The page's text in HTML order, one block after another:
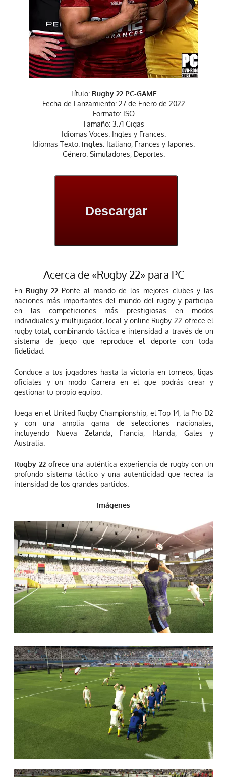
Título: Rugby 22 PC-GAME
Fecha de Lanzamiento: 27 de Enero de 2022
Formato: ISO
Tamaño: 3.71 Gigas
Idiomas Voces: Ingles y Frances.
Idiomas Texto: Ingles. Italiano, Frances y Japones.
Género: Simuladores, Deportes.
Descargar
Acerca de «Rugby 22» para PC
EnRugby 22 Ponte al mando de los mejores clubes y las
naciones más importantes del mundo del rugby y participa
en las competiciones más prestigiosas en modos
individuales y multijugador, local y online.Rugby 22 ofrece el
rugby total, combinando táctica e intensidad a través de un
sistema de juego que reproduce el deporte con toda
fidelidad.
Conduce a tus jugadores hasta la victoria en torneos, ligas
oficiales y un modo Carrera en el que podrás crear y
gestionar tu propio equipo.
Juega en el United Rugby Championship, el Top 14, la Pro D2
y con una amplia gama de selecciones nacionales,
incluyendo Nueva Zelanda, Francia, Irlanda, Gales y
Australia.
Rugby 22ofrece una auténtica experiencia de rugby con un
profundo sistema táctico y una autenticidad que recrea la
intensidad de los grandes partidos.
Imágenes